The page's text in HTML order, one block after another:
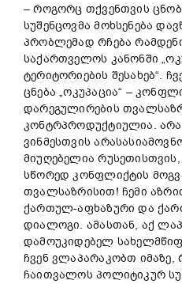
– როგორც თქვენთვის
სუშენცოვმა მოხსენება
პრობლემად რჩება
საქართველოს კანონში
ტერიტორიების შესახებ“.
ცნება „ოკუპაცია“ –
დარეგულირების
კონტრპროდუქტიულია.
ვინმესთვის
მიუღებელია
სწორედ კონფლიქტის
თვალსაზრისით! ჩემი
ქართულ-აფხაზური და
დიალოგი. ამასთან, აქ
დამოუკიდებელ
ჩვენ ვლაპარაკობთ იმაზე,
ჩაითვალოს პოლიტიკურ